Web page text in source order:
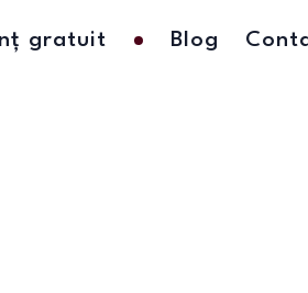
gratuit Blog